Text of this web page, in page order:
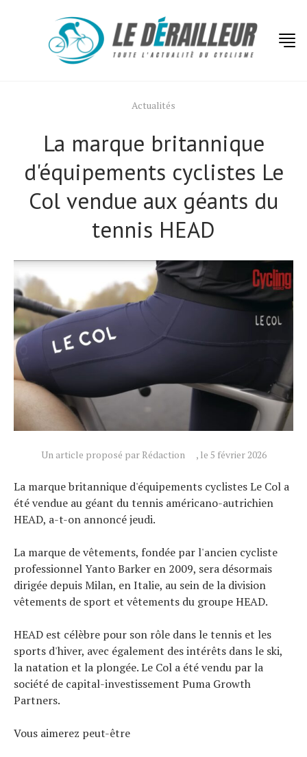
Actualités
La marque britannique
d'équipements cyclistes Le
Col vendue aux géants du
tennis HEAD
Un article proposé par Rédaction , le 5 février 2026
La marque britannique d'équipements cyclistes Le Col a
été vendue au géant du tennis américano-autrichien
HEAD, a-t-on annoncé jeudi.
La marque de vêtements, fondée par l'ancien cycliste
professionnel Yanto Barker en 2009, sera désormais
dirigée depuis Milan, en Italie, au sein de la division
vêtements de sport et vêtements du groupe HEAD.
HEAD est célèbre pour son rôle dans le tennis et les
sports d'hiver, avec également des intérêts dans le ski,
la natation et la plongée. Le Col a été vendu par la
société de capital-investissement Puma Growth
Partners.
Vous aimerez peut-être
Actualités
Tests de produits
Tendances
Tous nos articles